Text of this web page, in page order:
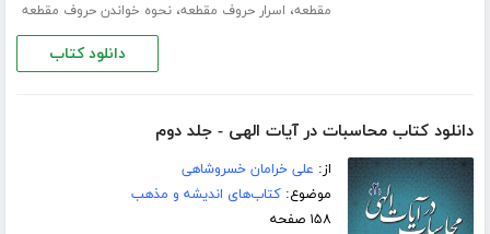
مقطعه، اسرار حروف مقطعه،نحوه خواندن حروف مقطعه
دانلود کتاب
دانلود کتاب محاسبات در آیات الهی - جلد دوم
از: علی خرامان خسروشاهی
موضوع:کتاب‌های اندیشه و مذهب
۱۵۸ صفحه